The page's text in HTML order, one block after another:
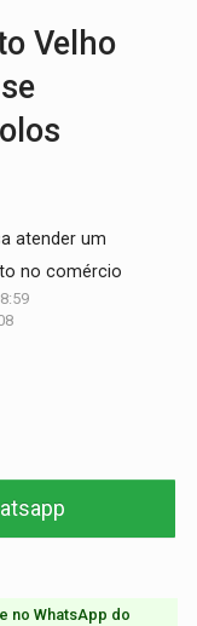
Velho
atender um
no comércio
no WhatsApp do